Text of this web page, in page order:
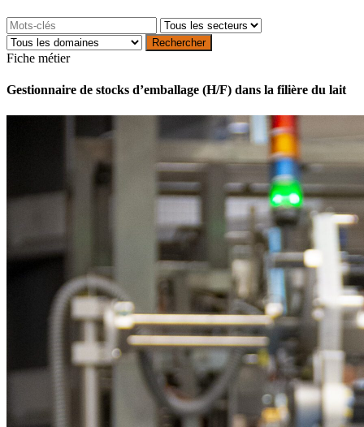
Fiche métier
Gestionnaire de stocks d’emballage (H/F) dans la filière du lait